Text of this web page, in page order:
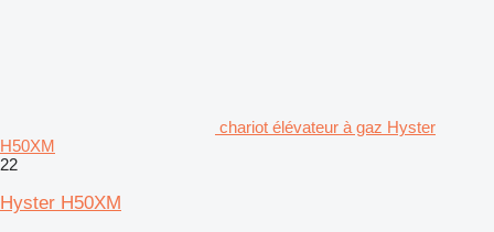
chariot élévateur à gaz Hyster
H50XM
22
Hyster H50XM